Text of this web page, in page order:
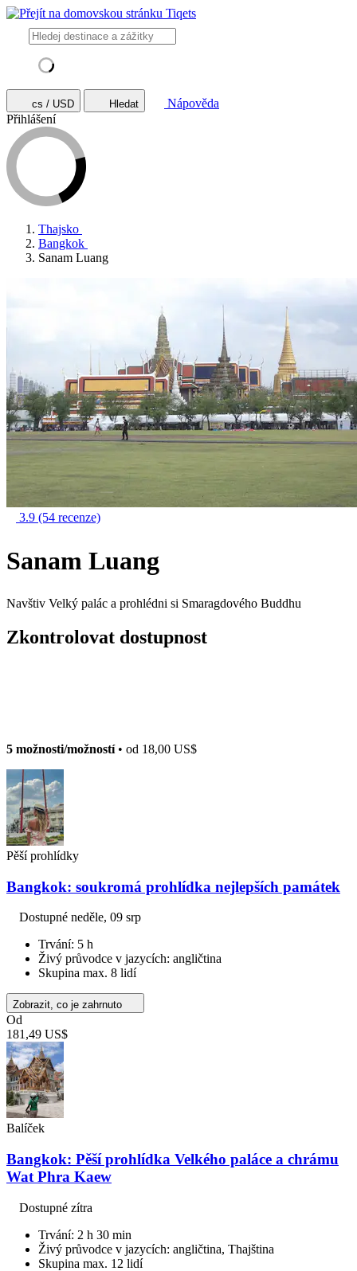
cs / USD Hledat
Nápověda
Přihlášení
Thajsko
Bangkok
Sanam Luang
3.9 (54 recenze)
Sanam Luang
Navštiv Velký palác a prohlédni si Smaragdového Buddhu
Zkontrolovat dostupnost
5 možnosti/možností• od 18,00 US$
Pěší prohlídky
Bangkok: soukromá prohlídka nejlepších památek
Dostupné neděle, 09 srp
Trvání: 5 h
Živý průvodce v jazycích: angličtina
Skupina max. 8 lidí
Zobrazit, co je zahrnuto
Od
181,49 US$
Balíček
Bangkok: Pěší prohlídka Velkého paláce a chrámu
Wat Phra Kaew
Dostupné zítra
Trvání: 2 h 30 min
Živý průvodce v jazycích: angličtina, Thajština
Skupina max. 12 lidí